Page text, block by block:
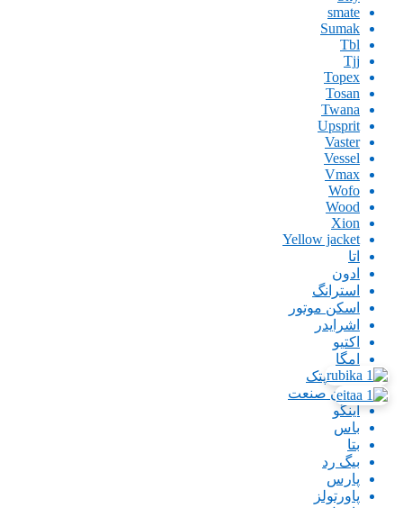
smate
Sumak
Tbl
Tjj
Topex
Tosan
Twana
Upsprit
Vaster
Vessel
Vmax
Wofo
Wood
Xion
Yellow jacket
اتا
ادون
استرانگ
اسکن موتور
اشرایدر
اکتیو
امگا
ایران پتک
ایران صنعت
اینگو
باس
بتا
بیگ رد
پارس
پاورتولز